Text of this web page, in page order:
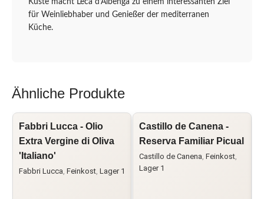
für Weinliebhaber und Genießer der mediterranen
Küche.
Ähnliche Produkte
Fabbri Lucca - Olio
Extra Vergine di Oliva
'Italiano'
Fabbri Lucca Feinkost Lager 1
Castillo de Canena -
Reserva Familiar Picual
Castillo de Canena Feinkost
Lager 1